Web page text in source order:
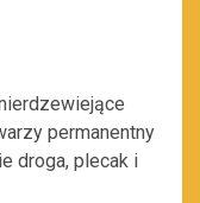
permanentny
droga, plecak i